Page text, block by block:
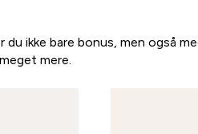
ikke bare bonus, men også
mere.